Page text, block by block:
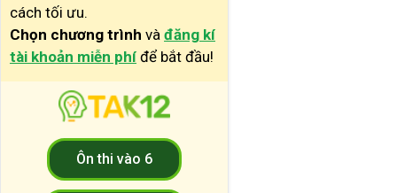
cách tối ưu.
Chọn chương trình và đăng kí
tài khoản miễn phí để bắt đầu!
Ôn thi vào 6